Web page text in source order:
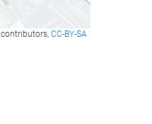
contributors, CC-BY-SA